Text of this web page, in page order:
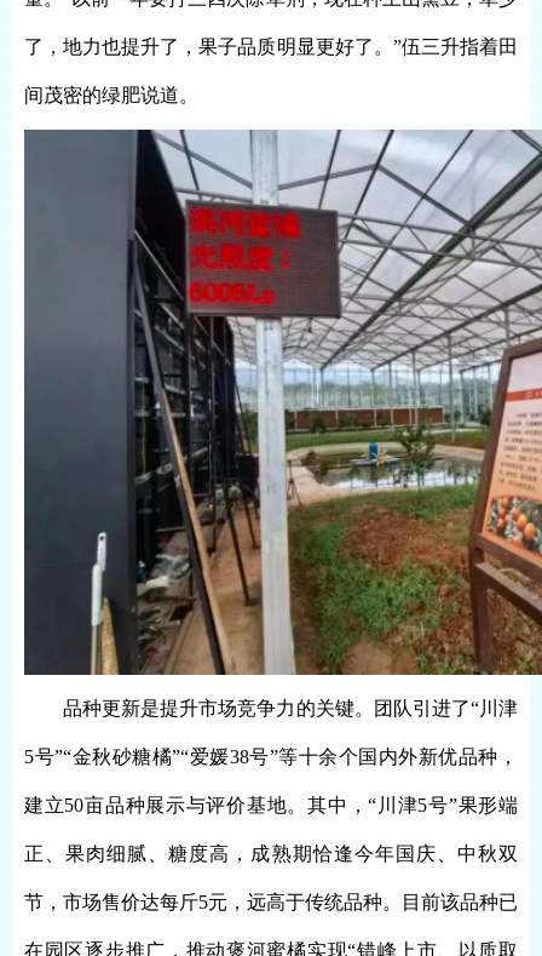
了，地力也提升了，果子品质明显更好了。”伍三升指着田
间茂密的绿肥说道。
品种更新是提升市场竞争力的关键。团队引进了“川津
5号”“金秋砂糖橘”“爱媛38号”等十余个国内外新优品种，
建立50亩品种展示与评价基地。其中，“川津5号”果形端
正、果肉细腻、糖度高，成熟期恰逢今年国庆、中秋双
节，市场售价达每斤5元，远高于传统品种。目前该品种已
在园区逐步推广，推动褒河蜜橘实现“错峰上市、以质取